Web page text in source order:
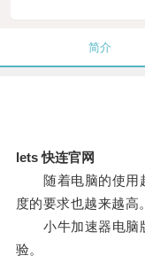
简介
lets 快连官网
随着电脑的使用越
度的要求也越来越高。
小牛加速器电脑版
验。